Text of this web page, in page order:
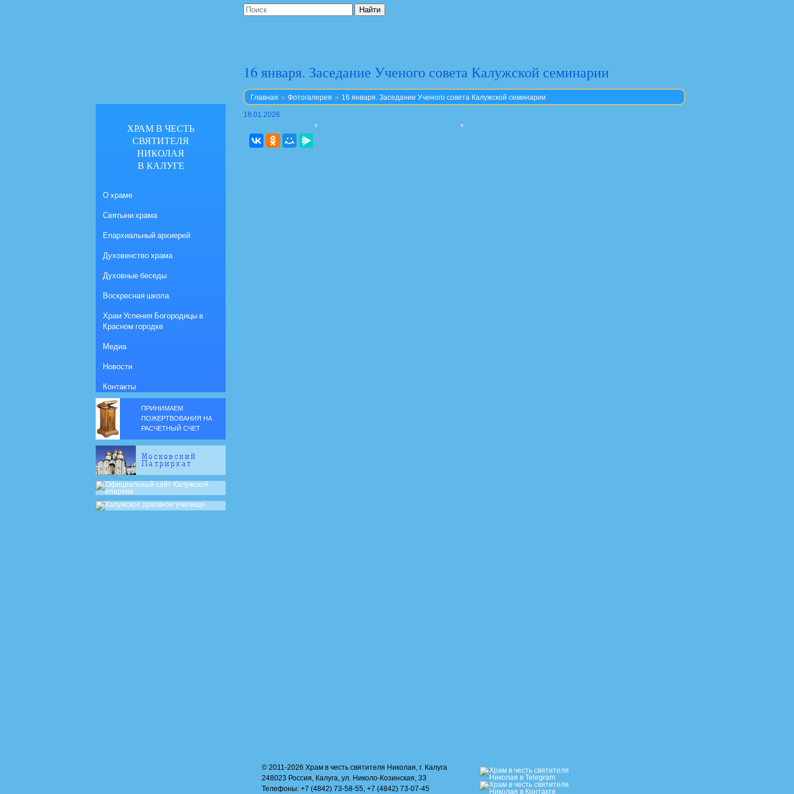
16 января. Заседание Ученого совета Калужской семинарии
Главная » Фотогалерея » 16 января. Заседание Ученого совета Калужской семинарии
18.01.2026
ХРАМ В ЧЕСТЬ
СВЯТИТЕЛЯ
НИКОЛАЯ
В КАЛУГЕ
О храме
Святыни храма
Епархиальный архиерей
Духовенство храма
Духовные беседы
Воскресная школа
Храм Успения Богородицы в
Красном городке
Медиа
Новости
Контакты
ПРИНИМАЕМ
ПОЖЕРТВОВАНИЯ НА
РАСЧЕТНЫЙ СЧЕТ
© 2011-2026 Храм в честь святителя Николая, г. Калуга
248023 Россия, Калуга, ул. Николо-Козинская, 33
Телефоны: +7 (4842) 73-58-55, +7 (4842) 73-07-45